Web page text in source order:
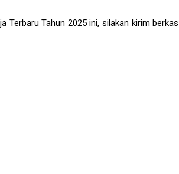
Terbaru Tahun 2025 ini, silakan kirim berkas